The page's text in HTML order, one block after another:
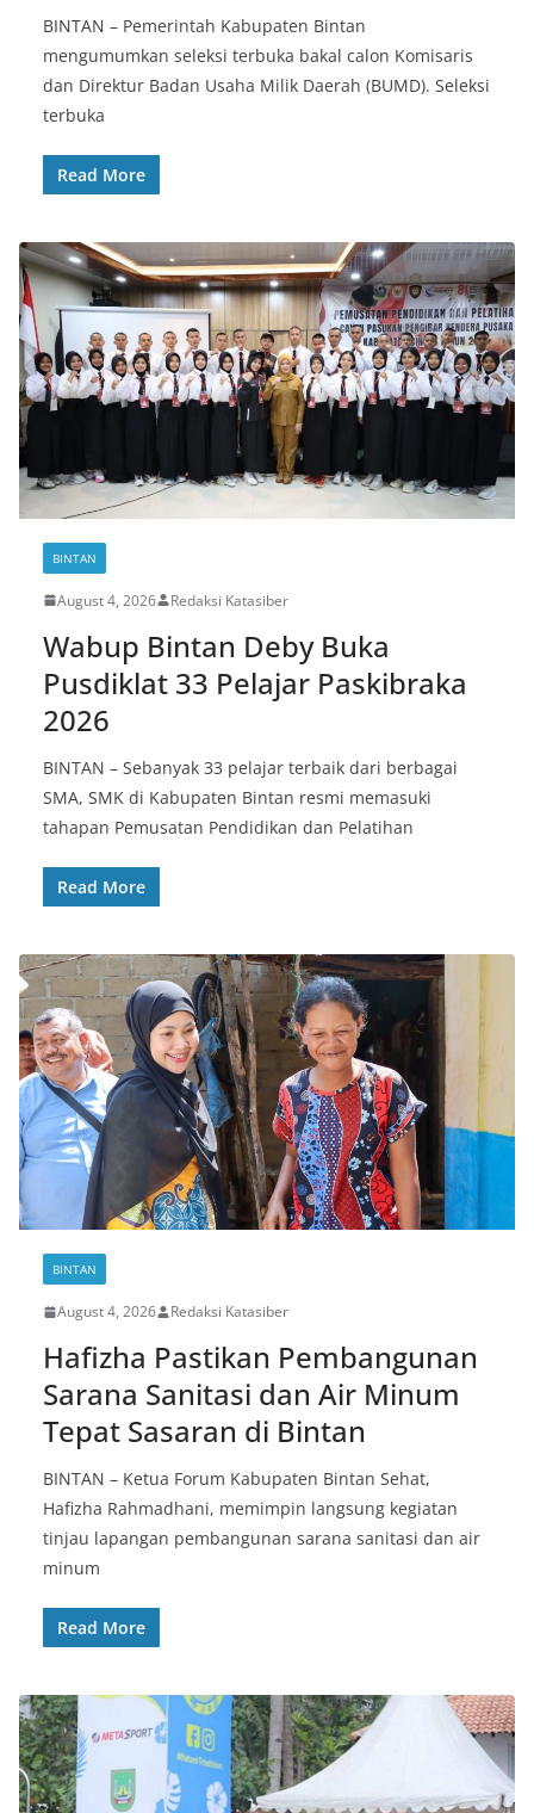
BINTAN – Pemerintah Kabupaten Bintan
mengumumkan seleksi terbuka bakal calon Komisaris
dan Direktur Badan Usaha Milik Daerah (BUMD). Seleksi
terbuka
Read More
BINTAN
August 4, 2026 Redaksi Katasiber
Wabup Bintan Deby Buka
Pusdiklat 33 Pelajar Paskibraka
2026
BINTAN – Sebanyak 33 pelajar terbaik dari berbagai
SMA, SMK di Kabupaten Bintan resmi memasuki
tahapan Pemusatan Pendidikan dan Pelatihan
Read More
BINTAN
August 4, 2026 Redaksi Katasiber
Hafizha Pastikan Pembangunan
Sarana Sanitasi dan Air Minum
Tepat Sasaran di Bintan
BINTAN – Ketua Forum Kabupaten Bintan Sehat,
Hafizha Rahmadhani, memimpin langsung kegiatan
tinjau lapangan pembangunan sarana sanitasi dan air
minum
Read More